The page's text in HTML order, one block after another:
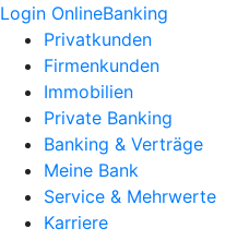
Login OnlineBanking
Privatkunden
Firmenkunden
Immobilien
Private Banking
Banking & Verträge
Meine Bank
Service & Mehrwerte
Karriere